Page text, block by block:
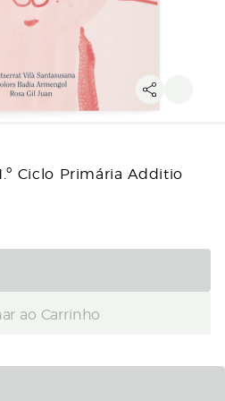
Ciclo Primária Additio
ao Carrinho